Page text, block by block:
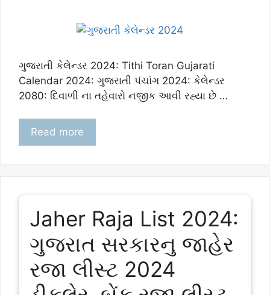
ગુજરાતી કેલેન્ડર 2024: Tithi Toran Gujarati
Calendar 2024: ગુજરાતી પંચાંગ 2024: કેલેન્ડર
2080: દિવાળી ના તહેવારો નજીક આવી રહ્યા છે …
Read more
Jaher Raja List 2024:
ગુજરાત સરકારનુ જાહેર
રજા લીસ્ટ 2024